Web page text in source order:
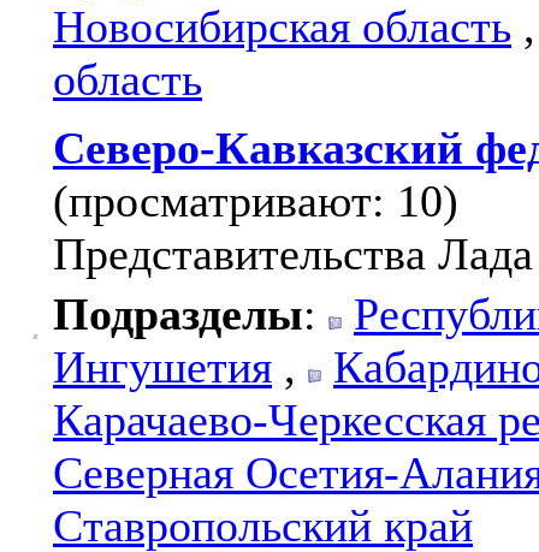
Новосибирская область
область
Северо-Кавказский
(просматривают: 10)
Представительства
Подразделы:
Ингушетия ,
Карачаево-Черкесская
Северная Осетия-
Ставропольский край